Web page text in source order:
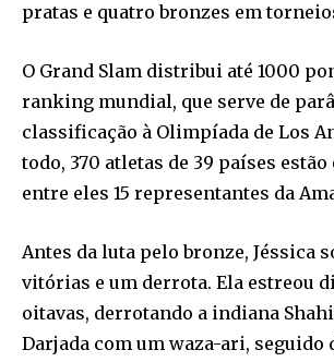
pratas e quatro bronzes em
O Grand Slam distribui até 1000
ranking mundial, que serve de
classificação à Olimpíada de Los
todo, 370 atletas de 39 países
entre eles 15 representantes da
Antes da luta pelo bronze, Jéssica
vitórias e um derrota. Ela estreou
oitavas, derrotando a indiana
Darjada com um waza-ari, seguido